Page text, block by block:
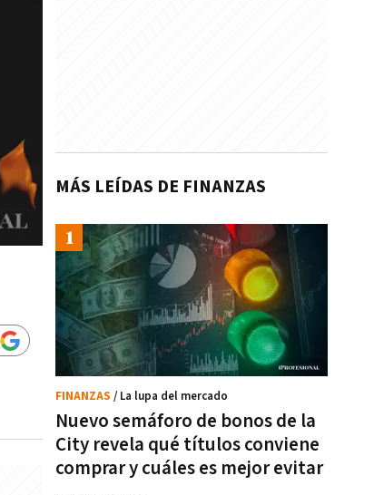
MÁS LEÍDAS DE FINANZAS
Nuevo semáforo de bonos de la
City revela qué títulos conviene
comprar y cuáles es mejor evitar
FINANZAS / La lupa del mercado